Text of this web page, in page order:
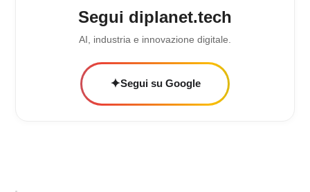
Segui diplanet.tech
AI, industria e innovazione digitale.
✦Segui su Google